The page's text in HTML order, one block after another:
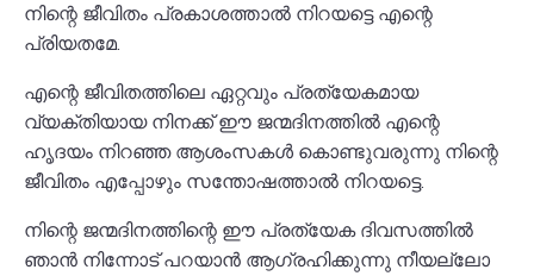
നിന്റെ ജീവിതം പ്രകാശത്താൽ നിറയട്ടെ എന്റെ
പ്രിയതമേ.
എന്റെ ജീവിതത്തിലെ ഏറ്റവും പ്രത്യേകമായ
വ്യക്തിയായ നിനക്ക് ഈ ജന്മദിനത്തിൽ എന്റെ
ഹൃദയം നിറഞ്ഞ ആശംസകൾ കൊണ്ടുവരുന്നു നിന്റെ
ജീവിതം എപ്പോഴും സന്തോഷത്താൽ നിറയട്ടെ.
നിന്റെ ജന്മദിനത്തിന്റെ ഈ പ്രത്യേക ദിവസത്തിൽ
ഞാൻ നിന്നോട് പറയാൻ ആഗ്രഹിക്കുന്നു നീയല്ലോ